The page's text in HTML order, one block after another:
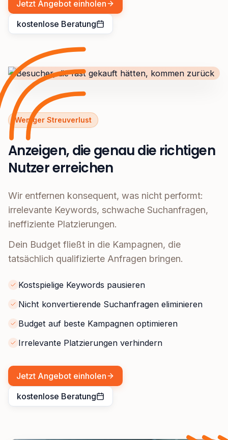
Jetzt Angebot einholen
kostenlose Beratung
Weniger Streuverlust
Anzeigen, die genau die richtigen
Nutzer erreichen
Wir entfernen konsequent, was nicht performt:
irrelevante Keywords, schwache Suchanfragen,
ineffiziente Platzierungen.
Dein Budget fließt in die Kampagnen, die
tatsächlich qualifizierte Anfragen bringen.
Kostspielige Keywords pausieren
Nicht konvertierende Suchanfragen eliminieren
Budget auf beste Kampagnen optimieren
Irrelevante Platzierungen verhindern
Jetzt Angebot einholen
kostenlose Beratung